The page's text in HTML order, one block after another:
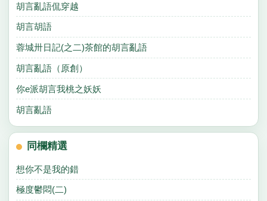
胡言亂語侃穿越
胡言胡語
蓉城卅日記(之二)茶館的胡言亂語
胡言亂語（原創）
你e派胡言我桃之妖妖
胡言亂語
同欄精選
想你不是我的錯
極度鬱悶(二)